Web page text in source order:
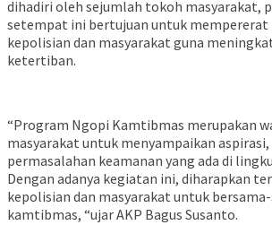
dihadiri oleh sejumlah tokoh masyarakat,
setempat ini bertujuan untuk mempererat
kepolisian dan masyarakat guna
ketertiban.
“Program Ngopi Kamtibmas merupakan
masyarakat untuk menyampaikan
permasalahan keamanan yang ada di
Dengan adanya kegiatan ini, diharapkan
kepolisian dan masyarakat untuk
kamtibmas, “ujar AKP Bagus Susanto.